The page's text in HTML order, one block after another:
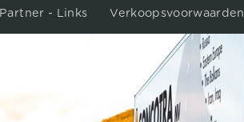
Partner - Links Verkoopsvoorwaarden